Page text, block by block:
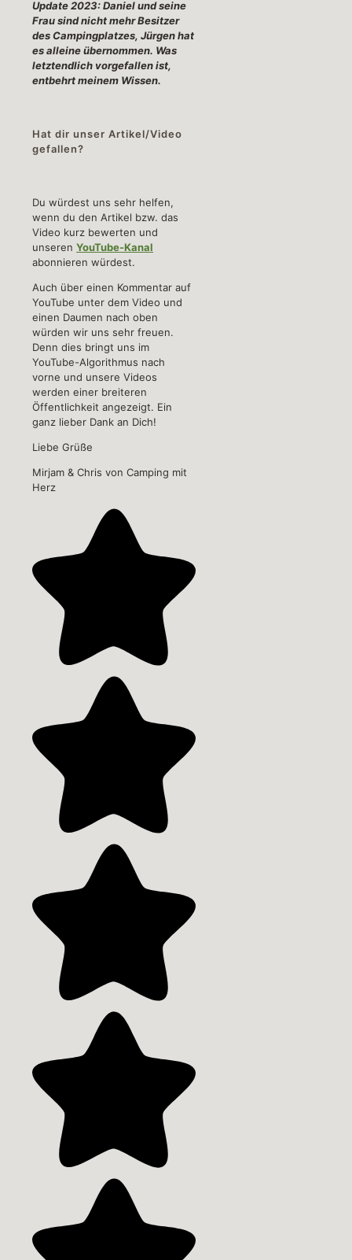
Update 2023: Daniel und seine
Frau sind nicht mehr Besitzer
des Campingplatzes, Jürgen hat
es alleine übernommen. Was
letztendlich vorgefallen ist,
entbehrt meinem Wissen.
Hat dir unser Artikel/Video
gefallen?
Du würdest uns sehr helfen,
wenn du den Artikel bzw. das
Video kurz bewerten und
unseren YouTube-Kanal
abonnieren würdest.
Auch über einen Kommentar auf
YouTube unter dem Video und
einen Daumen nach oben
würden wir uns sehr freuen.
Denn dies bringt uns im
YouTube-Algorithmus nach
vorne und unsere Videos
werden einer breiteren
Öffentlichkeit angezeigt. Ein
ganz lieber Dank an Dich!
Liebe Grüße
Mirjam & Chris von Camping mit
Herz